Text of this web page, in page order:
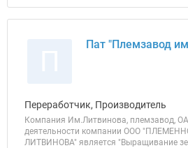
Пат "Племзавод
Переработчик, Производитель
Компания Им.Литвинова, племзавод,
деятельности компании ООО
ЛИТВИНОВА" является "Выращивание